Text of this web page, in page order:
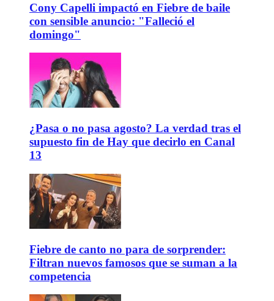
Cony Capelli impactó en Fiebre de baile
con sensible anuncio: "Falleció el
domingo"
¿Pasa o no pasa agosto? La verdad tras el
supuesto fin de Hay que decirlo en Canal
13
Fiebre de canto no para de sorprender:
Filtran nuevos famosos que se suman a la
competencia